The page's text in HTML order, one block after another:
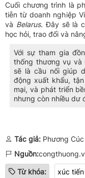
Cuối chương trình là
tiễn từ doanh nghiệp
và Belarus. Đây sẽ là
học hỏi, trao đổi và
Với sự tham gia
thống thương vụ và
sẽ là cầu nối giúp
động xuất khẩu,
mại, và phát triển
nhưng còn nhiều dư
Tác giả: Phương Cúc
Nguồn:
Từ khóa: xúc